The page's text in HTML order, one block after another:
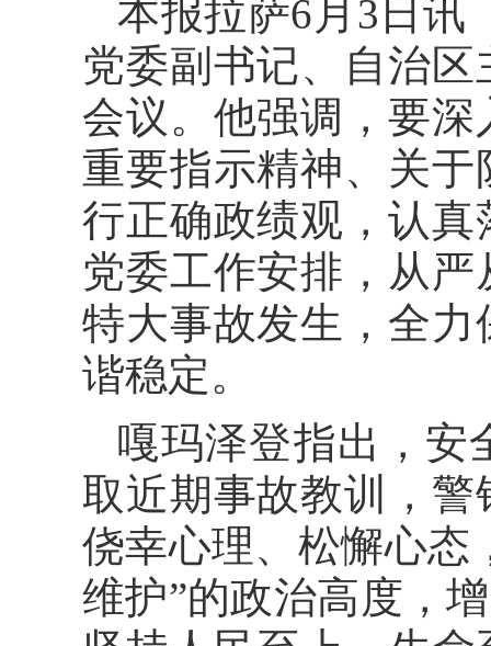
本报拉萨6月3日讯
党委副书记、自治
会议。他强调，要
重要指示精神、关
行正确政绩观，认
党委工作安排，从
特大事故发生，全
谐稳定。
嘎玛泽登指出，安
取近期事故教训，
侥幸心理、松懈心态
维护”的政治高度，